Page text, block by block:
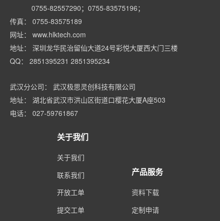
0755-82557290；0755-83575196；
传真： 0755-83575189
网址： www.hlktech.com
地址： 深圳龙华民治留仙大道24号彩悦大厦西大门三楼
QQ： 2851395231 2851395234
武汉分公司： 武汉极思灵创科技有限公司
地址： 湖北省武汉市洪山区街道口樱花大厦A座503
电话： 027-59761867
关于我们
关于我们
联系我们
开放工单
提交工单
产品服务
资料下载
定制申请